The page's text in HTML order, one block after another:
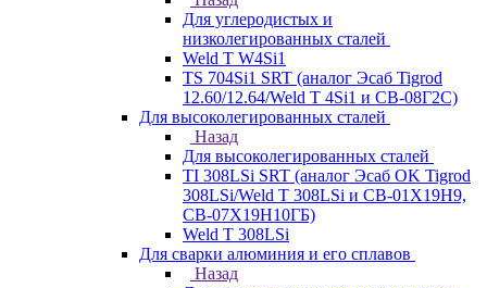
Для углеродистых и
низколегированных сталей
Weld T W4Si1
TS 704Si1 SRT (аналог Эсаб Tigrod
12.60/12.64/Weld T 4Si1 и СВ-08Г2С)
Для высоколегированных сталей
Назад
Для высоколегированных сталей
TI 308LSi SRT (аналог Эсаб OK Tigrod
308LSi/Weld T 308LSi и СВ-01Х19Н9,
СВ-07Х19Н10ГБ)
Weld T 308LSi
Для сварки алюминия и его сплавов
Назад